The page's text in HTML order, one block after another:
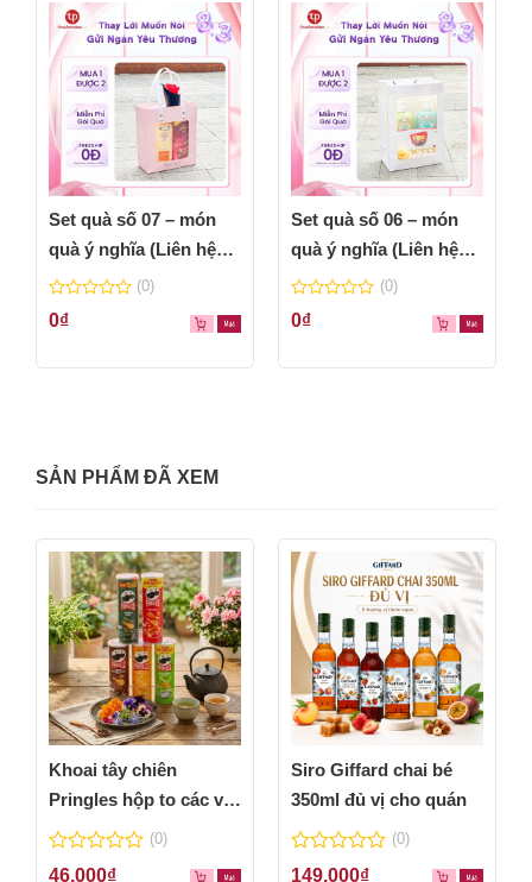
Set quà số 07 – món
quà ý nghĩa (Liên hệ
báo giá)
0
out
5
(0)
0₫
Set quà số 06 – món
quà ý nghĩa (Liên hệ
báo giá)
0
out
5
(0)
0₫
SẢN PHẨM ĐÃ XEM
Khoai tây chiên
Pringles hộp to các vị
thơm ngon
0
(0)
46,000₫
Siro Giffard chai bé
350ml đủ vị cho quán
0
(0)
149,000₫